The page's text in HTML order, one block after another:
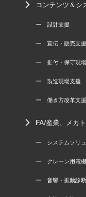
コンテンツ＆シ
ー 設計支援
ー 宣伝・販売支援
ー 据付・保守現
ー 製造現場支援
ー 働き方改革支援
FA/産業、メカ
ー システムソリュ
ー クレーン用電
ー 音響・振動診